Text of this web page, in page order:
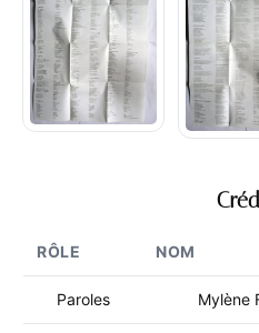
RÔLE NOM
Paroles Mylène